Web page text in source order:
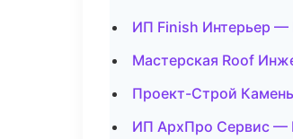
ИП Finish Интерьер —
Мастерская Roof
Проект-Строй
ИП АрхПро Сервис —